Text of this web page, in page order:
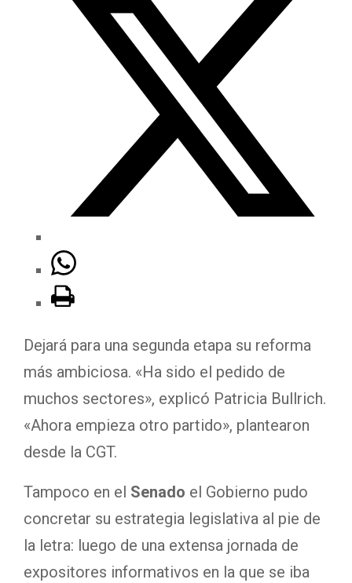
Dejará para una segunda etapa su reforma
más ambiciosa. «Ha sido el pedido de
muchos sectores», explicó Patricia Bullrich.
«Ahora empieza otro partido», plantearon
desde la CGT.
Tampoco en el Senado el Gobierno pudo
concretar su estrategia legislativa al pie de
la letra: luego de una extensa jornada de
expositores informativos en la que se iba